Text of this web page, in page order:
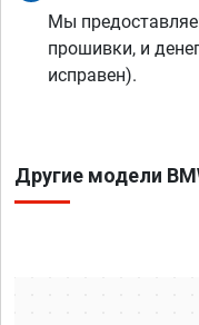
Мы
прошивки, и
исправен).
Другие модели